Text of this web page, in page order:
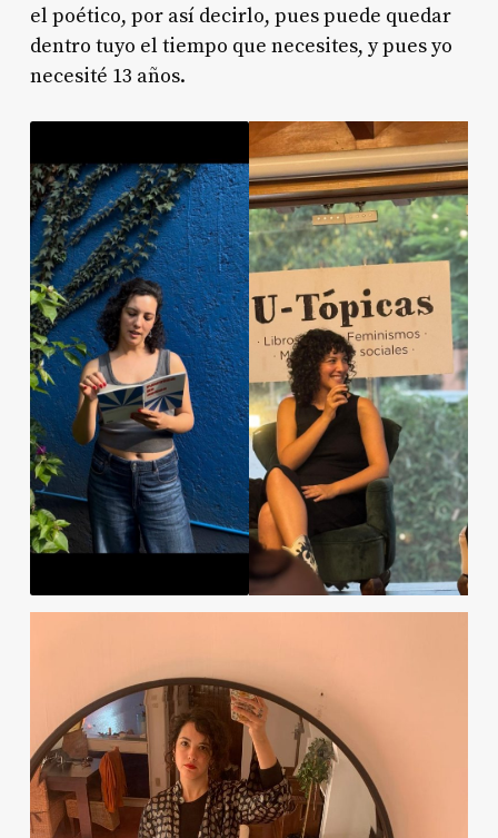
el poético, por así decirlo, pues puede quedar
dentro tuyo el tiempo que necesites, y pues yo
necesité 13 años.